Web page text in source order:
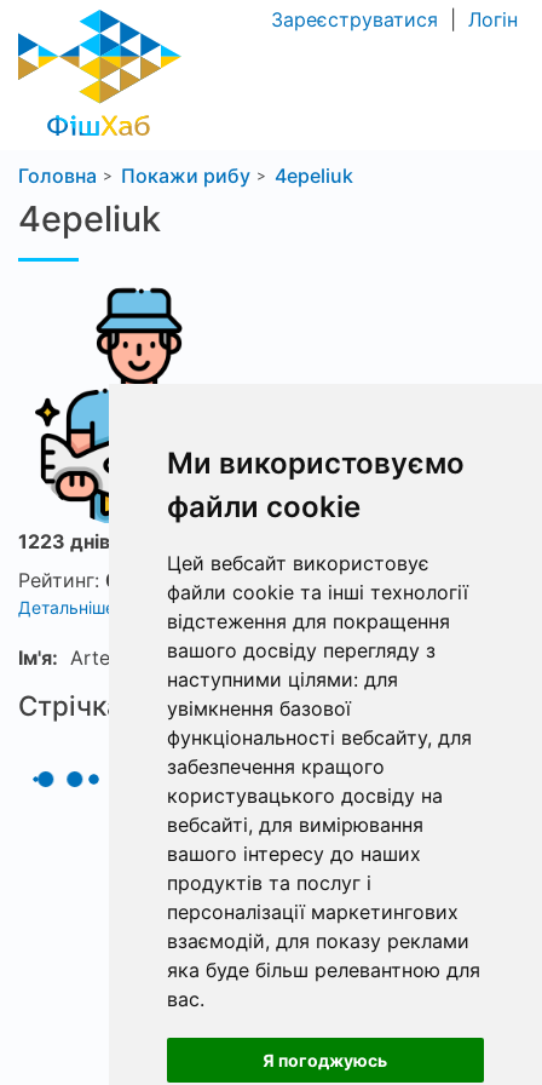
Ми використовуємо
файли cookie
Цей вебсайт використовує
файли cookie та інші технології
відстеження для покращення
вашого досвіду перегляду з
наступними цілями: для
увімкнення базової
функціональності вебсайту, для
забезпечення кращого
користувацького досвіду на
вебсайті, для вимірювання
вашого інтересу до наших
продуктів та послуг і
персоналізації маркетингових
взаємодій, для показу реклами
яка буде більш релевантною для
вас.
Я погоджуюсь
Зареєструватися Логін
Головна Покажи рибу 4epeliuk
4epeliuk
1223 днів з ФішХаб
Рейтинг: 0
Детальніше про рейтинг
Ім'я: Artem
Стрічка